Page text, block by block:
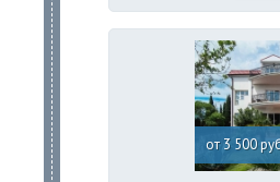
от 3 500